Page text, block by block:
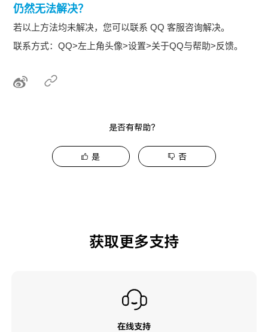
仍然无法解决？
若以上方法均未解决，您可以联系 QQ 客服咨询解决。
联系方式：QQ>左上角头像>设置>关于QQ与帮助>反馈。
是否有帮助？
是 否
获取更多支持
在线支持